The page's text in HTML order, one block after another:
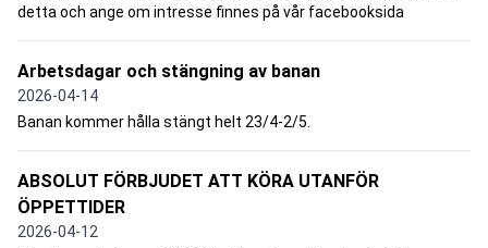
detta och ange om intresse finnes på vår facebooksida
Arbetsdagar och stängning av banan
2026-04-14
Banan kommer hålla stängt helt 23/4-2/5.
ABSOLUT FÖRBJUDET ATT KÖRA UTANFÖR
ÖPPETTIDER
2026-04-12